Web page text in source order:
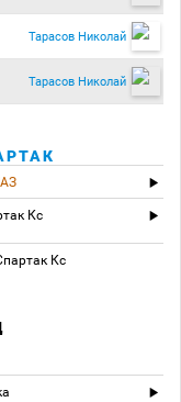
Тарасов Николай
Тарасов Николай
Кс
Кс